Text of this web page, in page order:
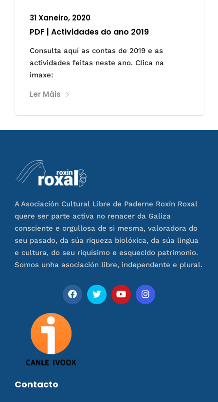
31 Xaneiro, 2020
PDF | Actividades do ano 2019
Consulta aquí as contas de 2019 e as
actividades feitas neste ano. Clica na
imaxe:
Ler Máis
A Asociación Cultural Libre de Paderne Roxín Roxal
quere ser parte activa no renacer da Galiza
consciente e orgullosa de si mesma, valoradora do
seu pasado, da súa riqueza biolóxica, da súa lingua
e cultura, do seu riquísimo e esquecido patrimonio.
Somos unha asociación libre, independente e plural.
Contacto